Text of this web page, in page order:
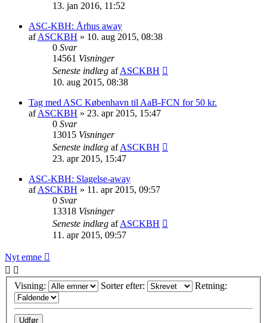
13. jan 2016, 11:52
ASC-KBH: Århus away
afASCKBH » 10. aug 2015, 08:38
0 Svar
14561 Visninger
Seneste indlæg afASCKBH
10. aug 2015, 08:38
Tag med ASC København til AaB-FCN for 50 kr.
afASCKBH » 23. apr 2015, 15:47
0 Svar
13015 Visninger
Seneste indlæg afASCKBH
23. apr 2015, 15:47
ASC-KBH: Slagelse-away
afASCKBH » 11. apr 2015, 09:57
0 Svar
13318 Visninger
Seneste indlæg afASCKBH
11. apr 2015, 09:57
Nyt emne
Visning: Sorter efter: Retning: